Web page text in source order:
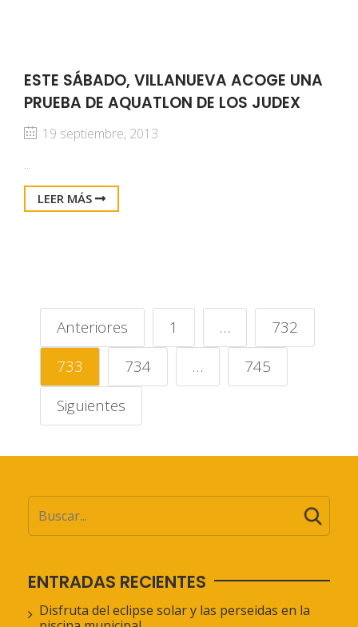
ESTE SÁBADO, VILLANUEVA ACOGE UNA
PRUEBA DE AQUATLON DE LOS JUDEX
19 septiembre, 2013
...
LEER MÁS
Anteriores 1 …
732
733
734 …
745
Siguientes
ENTRADAS RECIENTES
Disfruta del eclipse solar y las perseidas en la